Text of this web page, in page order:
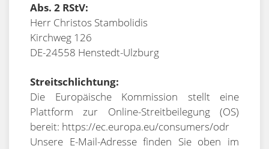
Abs. 2 RStV:
Herr Christos Stambolidis
Kirchweg 126
DE-24558 Henstedt-Ulzburg
Streitschlichtung:
Die Europäische Kommission stellt eine
Plattform zur Online-Streitbeilegung (OS)
bereit: https://ec.europa.eu/consumers/odr
Unsere E-Mail-Adresse finden Sie oben im